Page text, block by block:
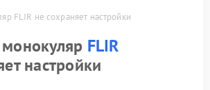
FLIR не сохраняет настройки
FLIR
настройки